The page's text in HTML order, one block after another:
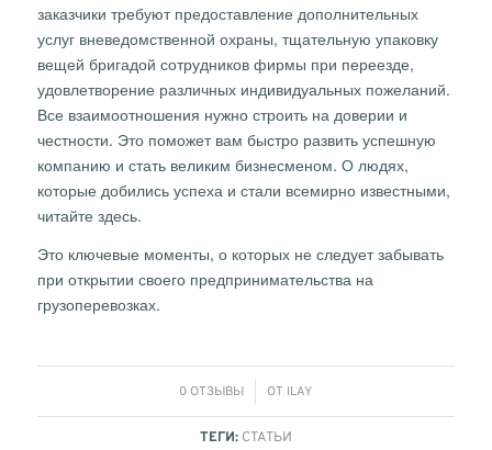
заказчики требуют предоставление дополнительных
услуг вневедомственной охраны, тщательную упаковку
вещей бригадой сотрудников фирмы при переезде,
удовлетворение различных индивидуальных пожеланий.
Все взаимоотношения нужно строить на доверии и
честности. Это поможет вам быстро развить успешную
компанию и стать великим бизнесменом. О людях,
которые добились успеха и стали всемирно известными,
читайте здесь.
Это ключевые моменты, о которых не следует забывать
при открытии своего предпринимательства на
грузоперевозках.
0 ОТЗЫВЫ
/ ОТ ILAY
ТЕГИ: СТАТЬИ